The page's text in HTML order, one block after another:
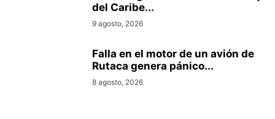
del Caribe...
9 agosto, 2026
Falla en el motor de un avión de
Rutaca genera pánico...
8 agosto, 2026